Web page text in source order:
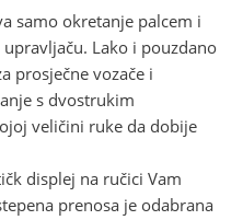
samo okretanje palcem i
Lako i pouzdano
prosječne vozače i
s dvostrukim
veličini ruke da dobije
displej na ručici Vam
prenosa je odabrana